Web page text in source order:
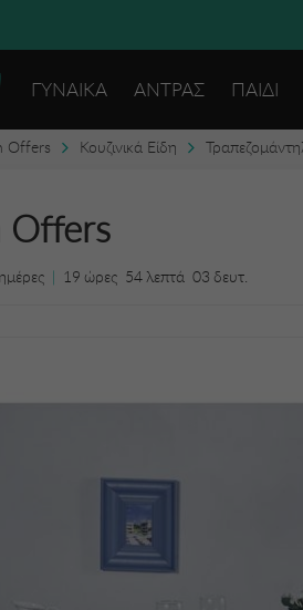
ΓΥΝΑΙΚΑ ΑΝΤΡΑΣ ΠΑΙΔΙ
Offers Κουζινικά Είδη
Offers
| 19 ώρες 54λεπτά 03 δευτ.